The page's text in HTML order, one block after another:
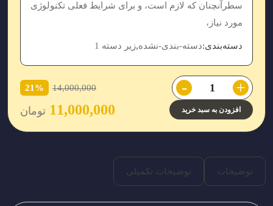
سطرآنچنان که لازم است، و برای شرایط فعلی تکنولوژی
مورد نیاز،
دسته‌بندی:دسته-بندی-نشده,زیر دسته 1
+
-
افزودن به سبد خرید
14,000,000
21%
11,000,000 تومان
توضیحات توضیحات تکمیلی